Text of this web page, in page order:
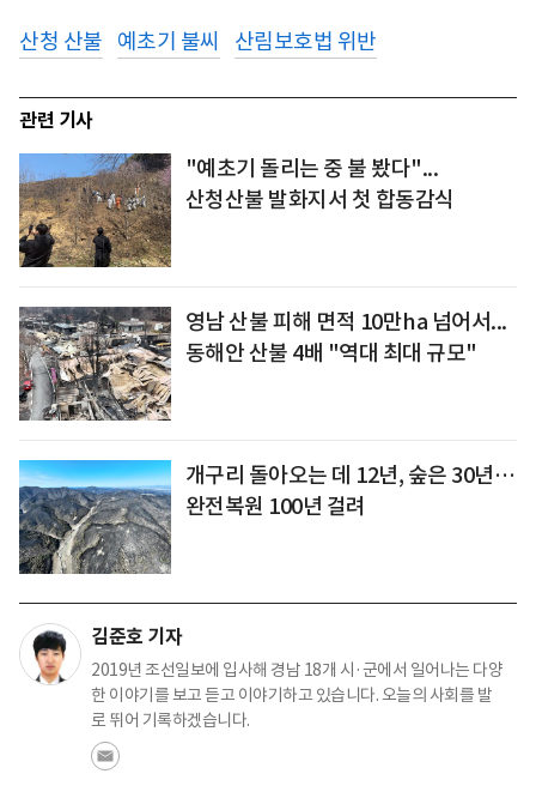
산청 산불 예초기 불씨 산림보호법 위반
관련 기사
"예초기 돌리는 중 불 봤다"...
산청산불 발화지서 첫 합동감식
영남 산불 피해 면적 10만ha 넘어서...
동해안 산불 4배 "역대 최대 규모"
개구리 돌아오는 데 12년, 숲은 30년…
완전복원 100년 걸려
김준호 기자
2019년 조선일보에 입사해 경남 18개 시·군에서 일어나는 다양
한 이야기를 보고 듣고 이야기하고 있습니다. 오늘의 사회를 발
로 뛰어 기록하겠습니다.